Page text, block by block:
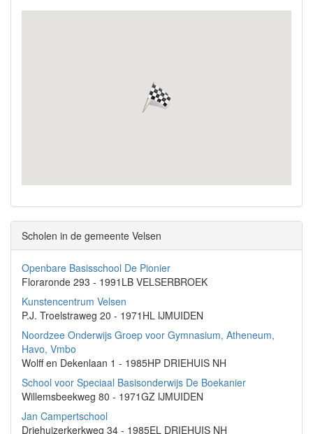
Scholen in de gemeente Velsen
Openbare Basisschool De Pionier
Floraronde 293 - 1991LB VELSERBROEK
Kunstencentrum Velsen
P.J. Troelstraweg 20 - 1971HL IJMUIDEN
Noordzee Onderwijs Groep voor Gymnasium, Atheneum,
Havo, Vmbo
Wolff en Dekenlaan 1 - 1985HP DRIEHUIS NH
School voor Speciaal Basisonderwijs De Boekanier
Willemsbeekweg 80 - 1971GZ IJMUIDEN
Jan Campertschool
Driehuizerkerkweg 34 - 1985EL DRIEHUIS NH